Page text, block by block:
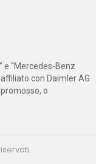
e “Mercedes-Benz
con Daimler AG
o